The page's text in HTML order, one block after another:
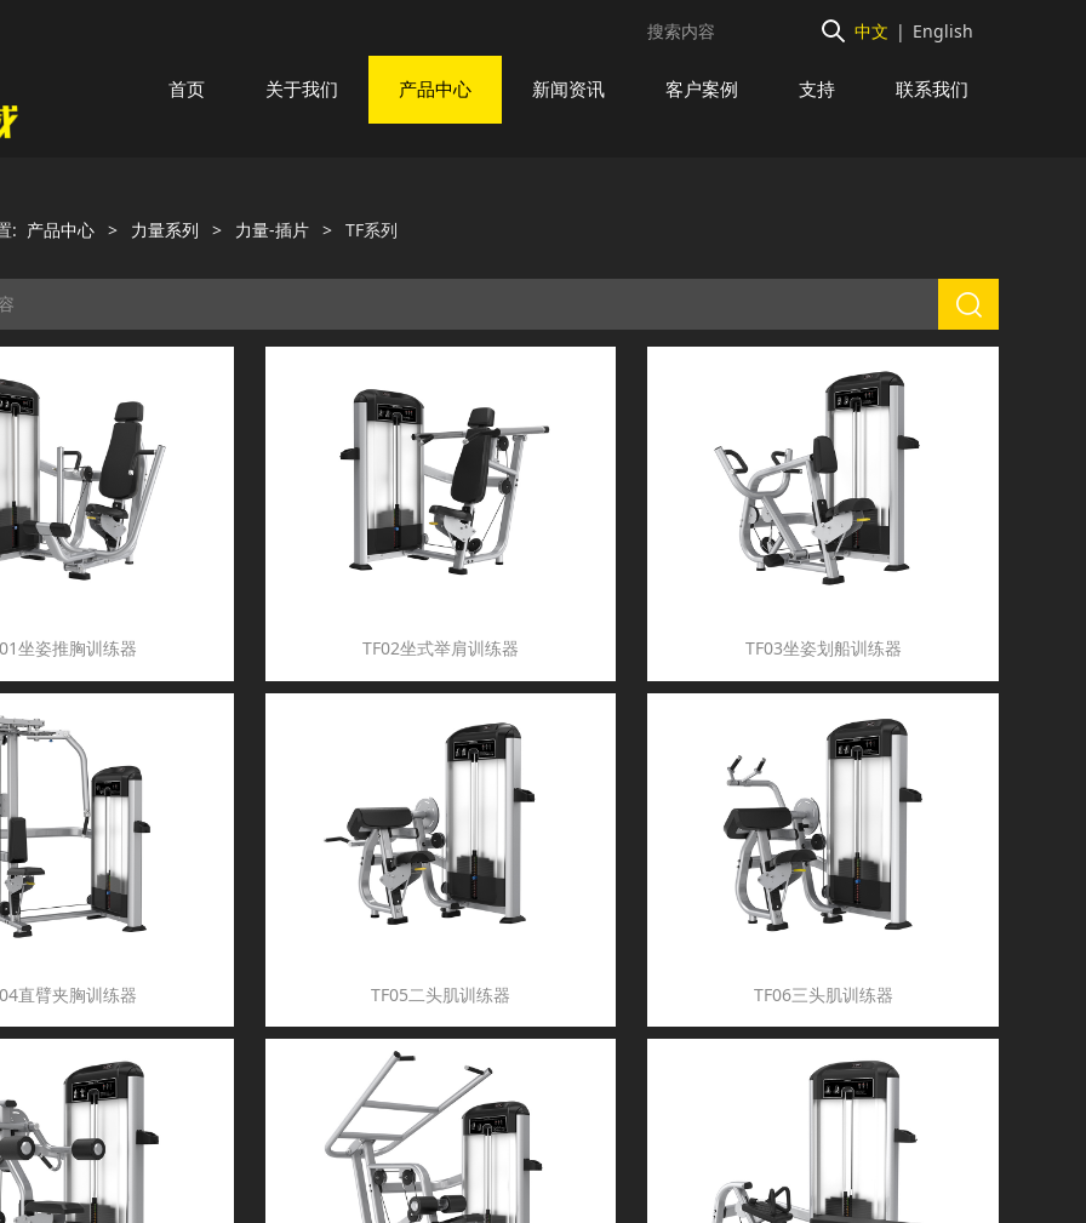
中文 | English
首页 关于我们 产品中心 新闻资讯 客户案例 支持 联系我们
: 产品中心 > 力量系列 > 力量-插片 > TF系列
坐姿推胸训练器 TF02坐式举肩训练器 TF03坐姿划船训练器
直臂夹胸训练器 TF05二头肌训练器 TF06三头肌训练器